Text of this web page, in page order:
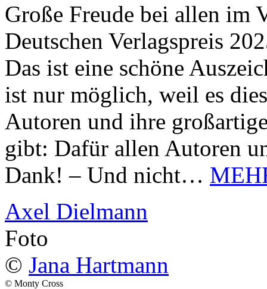
Große Freude bei allen im
Deutschen Verlagspreis
Das ist eine schöne
ist nur möglich, weil es
Autoren und ihre
gibt: Dafür allen Autoren
Dank! – Und nicht…
Axel Dielmann
Foto
© Jana Hartmann
© Monty Cross